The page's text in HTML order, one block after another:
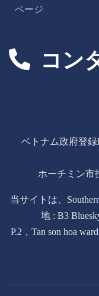
ページ
コン
ベトナム政府登録
ホーチミン市
当サイトは、
地 : B3
P.2，Tan son hoa